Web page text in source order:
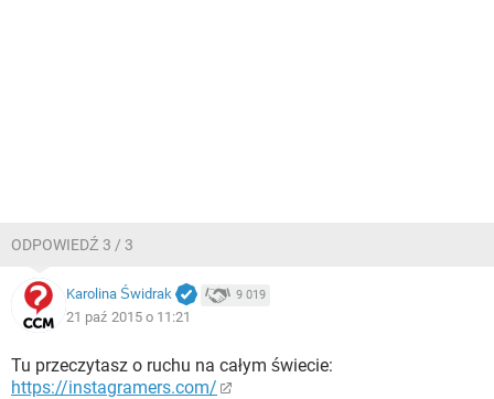
ODPOWIEDŹ 3 / 3
Karolina Świdrak 9 019
21 paź 2015 o 11:21
Tu przeczytasz o ruchu na całym świecie:
https://instagramers.com/